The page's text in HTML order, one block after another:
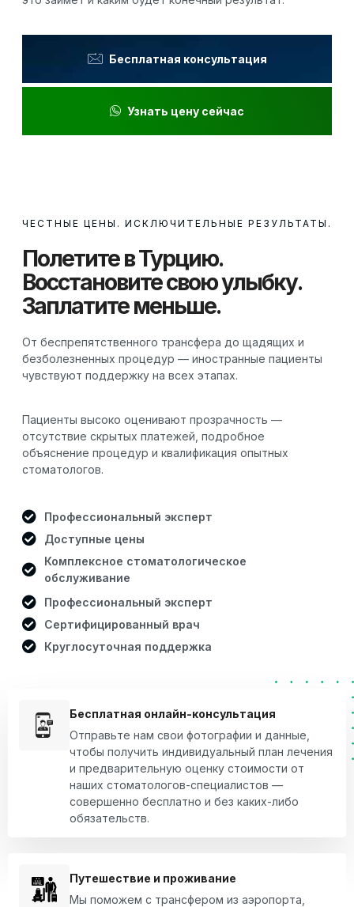
Бесплатная консультация
Узнать цену сейчас
ЧЕСТНЫЕ ЦЕНЫ. ИСКЛЮЧИТЕЛЬНЫЕ РЕЗУЛЬТАТЫ.
Полетите в Турцию.
Восстановите свою улыбку.
Заплатите меньше.
От беспрепятственного трансфера до щадящих и
безболезненных процедур — иностранные пациенты
чувствуют поддержку на всех этапах.
Пациенты высоко оценивают прозрачность —
отсутствие скрытых платежей, подробное
объяснение процедур и квалификация опытных
стоматологов.
Профессиональный эксперт
Доступные цены
Комплексное стоматологическое
обслуживание
Профессиональный эксперт
Сертифицированный врач
Круглосуточная поддержка
Бесплатная онлайн-консультация
Отправьте нам свои фотографии и данные,
чтобы получить индивидуальный план лечения
и предварительную оценку стоимости от
наших стоматологов-специалистов —
совершенно бесплатно и без каких-либо
обязательств.
Путешествие и проживание
Мы поможем с трансфером из аэропорта,